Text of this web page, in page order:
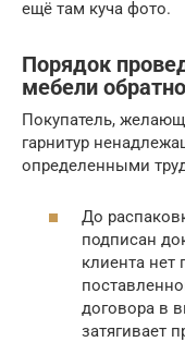
ещё там куча фото.
Порядок
мебели
Покупатель,
гарнитур
определенными
До
подписан
клиента нет
договора в
затягивает